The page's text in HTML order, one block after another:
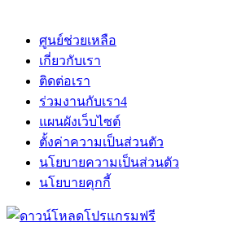
ศูนย์ช่วยเหลือ
เกี่ยวกับเรา
ติดต่อเรา
ร่วมงานกับเรา4
แผนผังเว็บไซต์
ตั้งค่าความเป็นส่วนตัว
นโยบายความเป็นส่วนตัว
นโยบายคุกกี้